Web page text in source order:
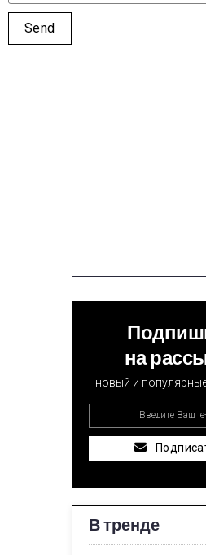
на
новый и
В тренде